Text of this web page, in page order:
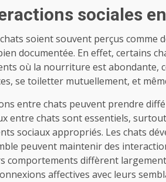
sociales
soient souvent perçus comme
documentée. En effet, certains
où la nourriture est abondante,
se toiletter mutuellement, et
entre chats peuvent prendre
entre chats sont essentiels,
sociaux appropriés. Les chats
peuvent maintenir des
comportements diffèrent
affectives avec leurs